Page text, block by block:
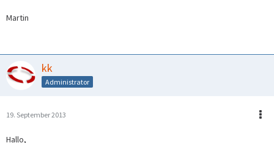
Martin
kk
Administrator
19. September 2013
Hallo,